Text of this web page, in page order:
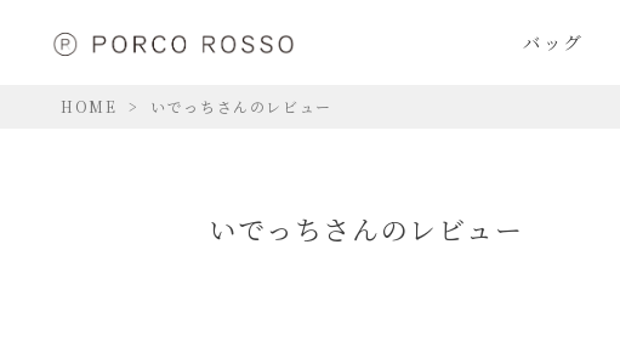
バッグ
HOME いでっちさんのレビュー
いでっちさんのレビュー